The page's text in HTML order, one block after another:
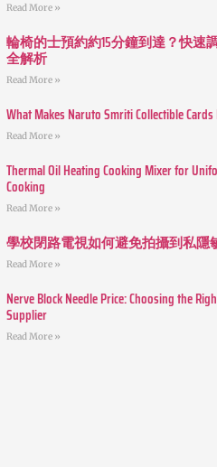
Read More »
輪椅的士預約約15分鐘到達？快速
全解析
Read More »
What Makes Naruto Smriti Collectible
Read More »
Thermal Oil Heating Cooking Mixer for
Cooking
Read More »
學校閉路電視如何避免拍攝到私隱
Read More »
Nerve Block Needle Price: Choosing the
Supplier
Read More »